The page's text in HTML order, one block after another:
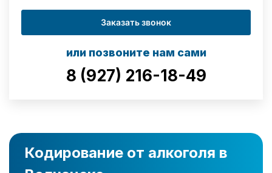
Заказать звонок
или позвоните нам сами
8 (927) 216-18-49
Кодирование от алкоголя в